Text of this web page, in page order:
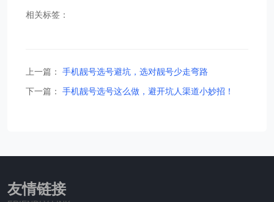
相关标签：
上一篇：
手机靓号选号避坑，选对靓号少走弯路
下一篇：
手机靓号选号这么做，避开坑人渠道小妙招！
友情链接